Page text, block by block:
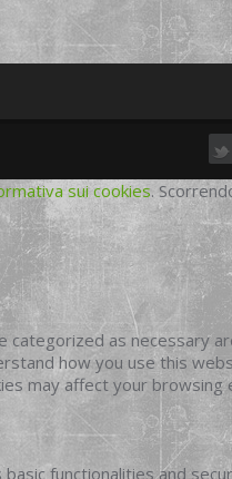
sui cookies.
as necessary
how you use this
may affect your browsing
functionalities and